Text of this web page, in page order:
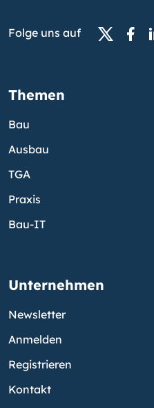
Folge uns auf
Themen
Bau
Ausbau
TGA
Praxis
Bau-IT
Unternehmen
Newsletter
Anmelden
Registrieren
Kontakt